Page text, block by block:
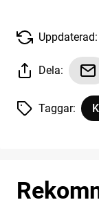
Dela:
Taggar: